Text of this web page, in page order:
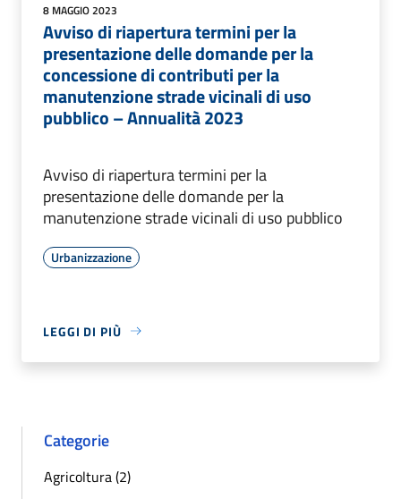
8 MAGGIO 2023
Avviso di riapertura termini per la
presentazione delle domande per la
concessione di contributi per la
manutenzione strade vicinali di uso
pubblico – Annualità 2023
Avviso di riapertura termini per la
presentazione delle domande per la
manutenzione strade vicinali di uso pubblico
Urbanizzazione
LEGGI DI PIÙ
Categorie
Agricoltura (2)